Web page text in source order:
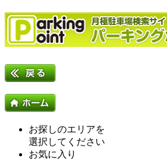
お探しのエリアを
選択してください
お気に入り